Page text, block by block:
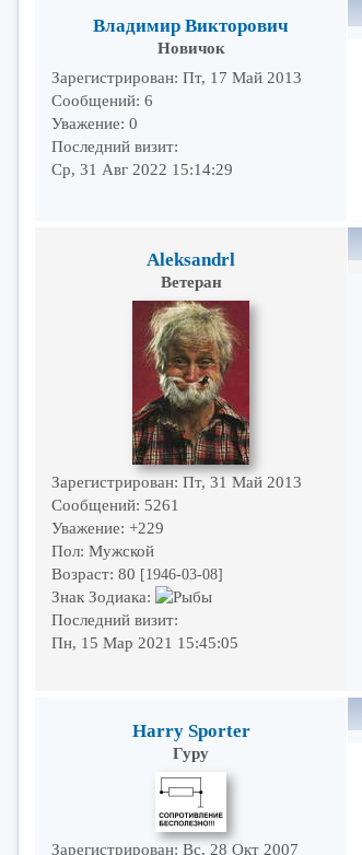
Владимир Викторович
Новичок
Зарегистрирован: Пт, 17 Май 2013
Сообщений: 6
Уважение: 0
Последний визит:
Ср, 31 Авг 2022 15:14:29
Aleksandrl
Ветеран
Зарегистрирован: Пт, 31 Май 2013
Сообщений: 5261
Уважение: +229
Пол: Мужской
Возраст: 80 [1946-03-08]
Знак Зодиака:
Последний визит:
Пн, 15 Мар 2021 15:45:05
Harry Sporter
Гуру
Зарегистрирован: Вс, 28 Окт 2007